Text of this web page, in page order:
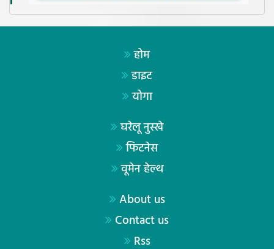
होम
डाइट
योगा
घरेलू नुस्खे
फिटनेस
वूमेन हेल्थ
About us
Contact us
Rss